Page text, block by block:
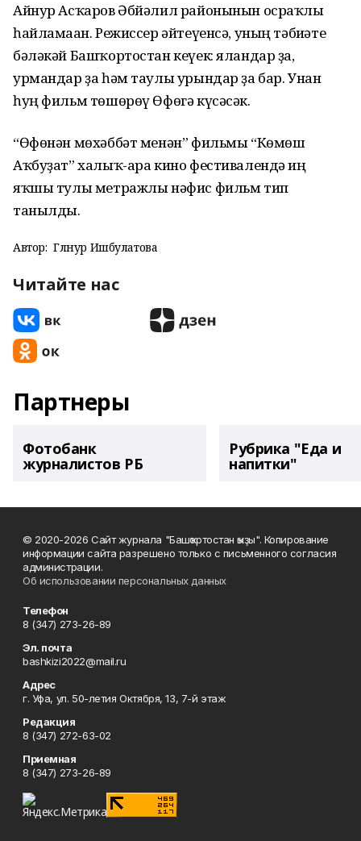
Айнур Асҡаров Әбйәлил районынын осраҡлы
һайламаған. Режиссер әйтеүенсә, уның тәбиғәте
бәләкәй Башҡортостан кеүек: яландар ҙа,
урмандар ҙа һәм таулы урындар ҙа бар. Унан
һуң фильм төшөрөү Өфөгә күсәсәк.
“Өфөнән мөхәббәт менән” фильмы “Көмөш
Аҡбуҙат” халыҡ-ара кино фестивалендә иң
яҡшы тулы метражлы нәфис фильм тип
танылды.
Автор: Гөлнур Ишбулатова
Читайте нас
Партнеры
Фотобанк
журналистов РБ
Рубрика "Еда и
напитки"
© 2020-2026 Сайт журнала "Башҡортостан ҡыҙы". Копирование
информации сайта разрешено только с письменного согласия
администрации.
Об использовании персональных данных
Телефон
8 (347) 273-26-89
Эл. почта
bashkizi2022@mail.ru
Адрес
г. Уфа, ул. 50-летия Октября, 13, 7-й этаж
Редакция
8 (347) 272-63-02
Приемная
8 (347) 273-26-89